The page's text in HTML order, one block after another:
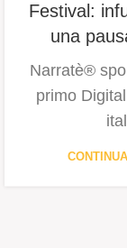
Festival:
una
Narratè®
primo